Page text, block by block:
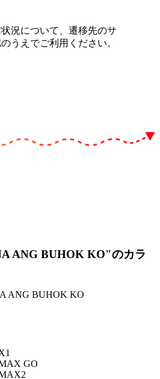
況について、遷移先のサ
うえでご利用ください。
ANG BUHOK KO"のカラ
ANG BUHOK KO
GO